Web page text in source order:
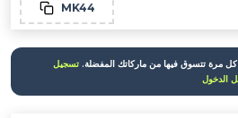
MK44
فيها من ماركاتك المفضلة.تسجيل